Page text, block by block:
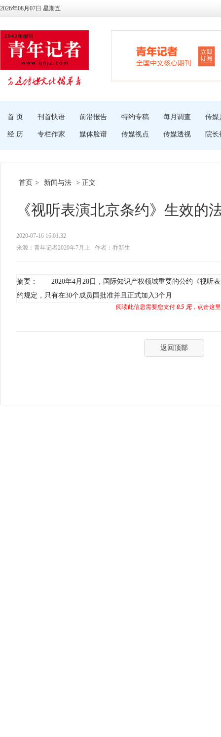
2026年08月07日 星期五
首 页 刊首快语 前沿报告 特约专稿 每月调查 传媒
经 历 专栏作家 媒体脸谱 传媒视点 传媒透视 院长
首页 > 新闻与法 > 正文
《视听表演北京条约》生效的
2020-07-16 16:01:32
来源：青年记者2020年7月上
作者：乔新生
摘要： 2020年4月28日，国际知识产权领域重要的公约《视
约规定，只有在30个成员国批准并且正式加入3个月
阅读此信息需要您支付 0.5 元，点击这
返回顶部